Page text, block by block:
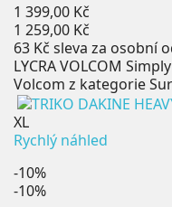
Běžná
cena
1 399,00 Kč
Cena
1 259,00 Kč
63 Kč sleva za osobní
LYCRA VOLCOM
Volcom z kategorie
XL
Rychlý náhled
-10%
-10%